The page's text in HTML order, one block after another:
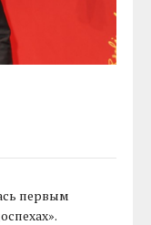
первым